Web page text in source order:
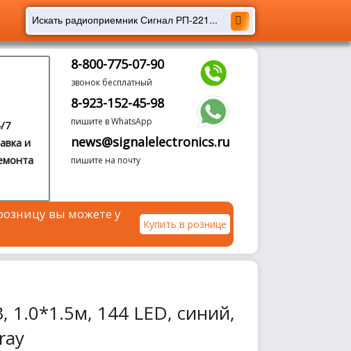
7
и
8-800-775-07-90
звонок бесплатный
8-923-152-45-98
пишите в WhatsApp
news@signalelectronics.ru
пишите на почту
вы можете у
Купить в рознице
1.0*1.5м, 144 LED, синий,